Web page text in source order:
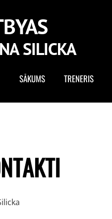
SILICKA
SĀKUMS TRENERIS